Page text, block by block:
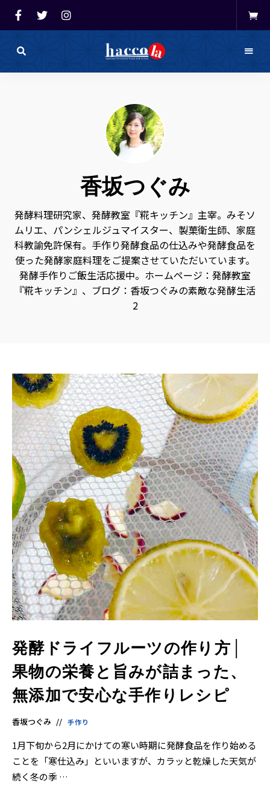
発酵ライ
フを楽し
む「ハッ
発
酵
ラ
イ
フ
を
む
た
め
メ
デ
ィ
ア
で
す。
発
酵
食
品
の
を
お
届
け
し
ま
す。
日
本
と
ア
ジ
ア
の
発
酵
食
品
を
世
界
に
も
っ
と
知
っ
て
も
ら
よ
う
語
版
も
あ
り
香坂つぐみ
発酵料理研究家、発酵教室『糀キッチン』主宰。みそソ
ムリエ、パンシェルジュマイスター、製菓衛生師、家庭
科教諭免許保有。手作り発酵食品の仕込みや発酵食品を
使った発酵家庭料理をご提案させていただいています。
発酵手作りご飯生活応援中。ホームページ： 発酵教室
『糀キッチン』 、ブログ： 香坂つぐみの素敵な発酵生活
2
発酵ドライフルーツの作り方│
果物の栄養と旨みが詰まった、
無添加で安心な手作りレシピ
香坂つぐみ 手作り
1月下旬から2月にかけての寒い時期に発酵食品を作り始める
ことを「寒仕込み」といいますが、カラッと乾燥した天気が
続く冬の季 …